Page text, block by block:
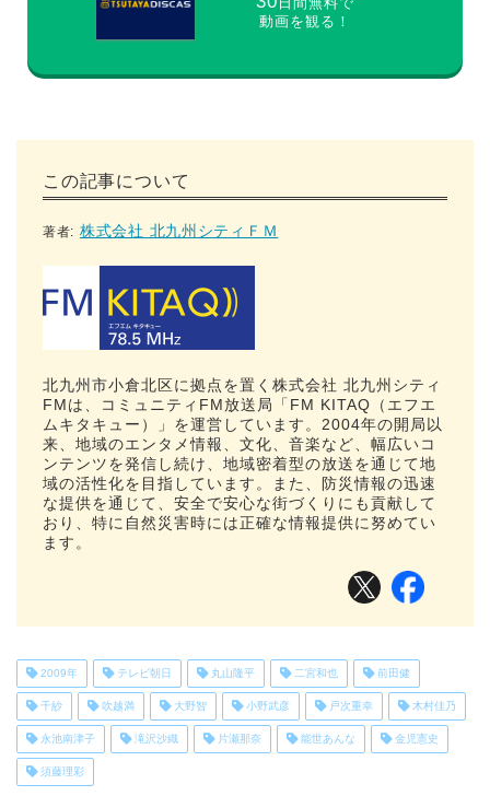
動画を観る！
この記事について
著者: 株式会社 北九州シティＦＭ
北九州市小倉北区に拠点を置く株式会社 北九州シティ
FMは、コミュニティFM放送局「FM KITAQ（エフエ
ムキタキュー）」を運営しています。2004年の開局以
来、地域のエンタメ情報、文化、音楽など、幅広いコ
ンテンツを発信し続け、地域密着型の放送を通じて地
域の活性化を目指しています。また、防災情報の迅速
な提供を通じて、安全で安心な街づくりにも貢献して
おり、特に自然災害時には正確な情報提供に努めてい
ます。
2009年 テレビ朝日 丸山隆平 二宮和也 前田健
千紗 吹越満 大野智 小野武彦 戸次重幸 木村佳乃
永池南津子 滝沢沙織 片瀬那奈 能世あんな 金児憲史
須藤理彩